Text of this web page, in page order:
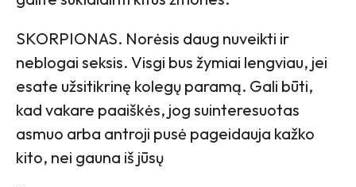
SKORPIONAS. Norėsis daug nuveikti ir
neblogai seksis. Visgi bus žymiai lengviau, jei
esate užsitikrinę kolegų paramą. Gali būti,
kad vakare paaiškės, jog suinteresuotas
asmuo arba antroji pusė pageidauja kažko
kito, nei gauna iš jūsų